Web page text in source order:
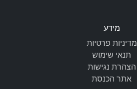
מידע
מדיניות פרטיות
תנאי שימוש
הצהרת נגישות
אתר הכנסת